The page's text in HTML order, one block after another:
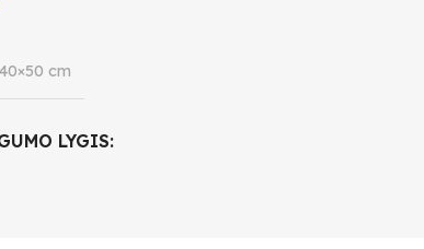
40×50 cm
LYGIS